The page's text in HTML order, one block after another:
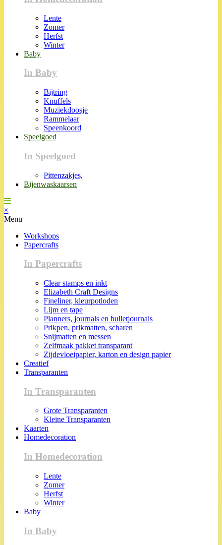
Lente
Zomer
Herfst
Winter
Baby
In Baby
Bijtring
Knuffels
Muziekdoosje
Rammelaar
Speenkoord
Speelgoed
In Speelgoed
Pittenzakjes,
Bijenwaskaarsen
×
Menu
Workshops
Papercrafts
In Papercrafts
Clear stamps en inkt
Elizabeth Craft Designs
Fineliner, kleurpotloden
Lijm en tape
Planners, journals en bulletjournals
Prikpen, prikmatten, scharen
Snijmatten en messen
Zelfmaak pakket transparant
Zijdevloeipapier, karton en design papier
Creatief
Transparanten
In Transparanten
Grote Transparanten
Kleine Transparanten
Kaarten
Homedecoration
In Homedecoration
Lente
Zomer
Herfst
Winter
Baby
In Baby